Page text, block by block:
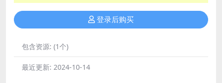
登录后购买
包含资源: (1个)
最近更新: 2024-10-14